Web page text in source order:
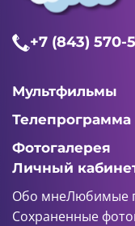
+7 (843) 570-
Мультфильмы
Телепрограмма
Фотогалерея
Личный
Обо мнеЛюбимые
Сохраненные